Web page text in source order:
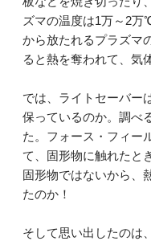
ズマの温度は1万～2
から放たれるプラズマ
ると熱を奪われて、気
では、ライトセーバー
保っているのか。調べ
た。フォース・フィー
て、固形物に触れたと
固形物ではないから、
たのか！
そして思い出したのは